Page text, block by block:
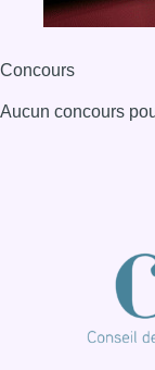
Concours
Aucun concours